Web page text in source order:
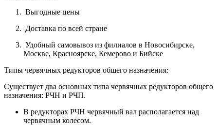
Выгодные цены
Доставка по всей стране
Удобный самовывоз из филиалов в Новосибирске,
Москве, Красноярске, Кемерово и Бийске
Типы червячных редукторов общего назначения:
Существует два основных типа червячных редукторов общего
назначения: РЧН и РЧП.
В редукторах РЧН червячный вал располагается над
червячным колесом.